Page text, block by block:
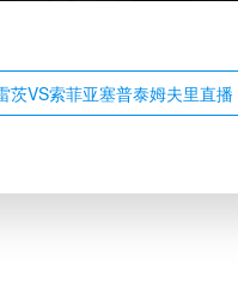
茨VS索菲亚塞普泰姆夫里直播